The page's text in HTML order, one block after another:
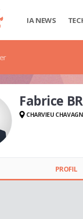
IA NEWS
Fabrice
CHARVIEU
PROFIL